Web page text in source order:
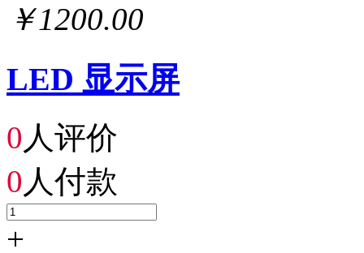
￥1200.00
LED 显示屏
0 人评价
0 人付款
+